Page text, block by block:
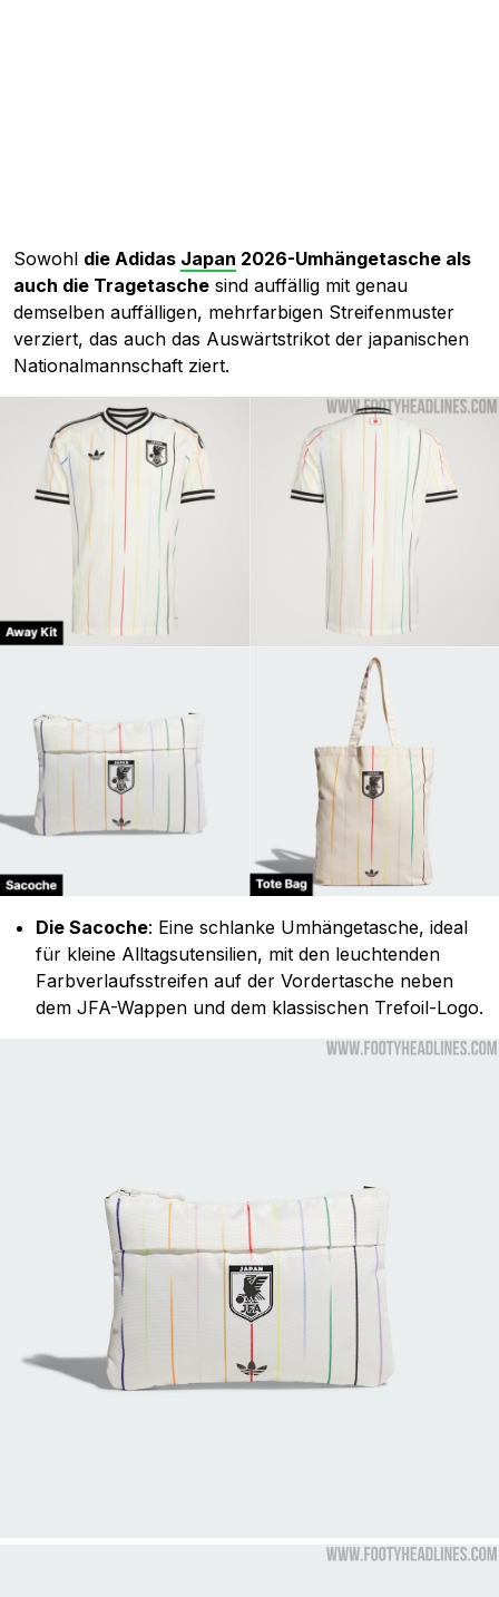
Sowohl die Adidas Japan 2026-Umhängetasche als
auch die Tragetasche sind auffällig mit genau
demselben auffälligen, mehrfarbigen Streifenmuster
verziert, das auch das Auswärtstrikot der japanischen
Nationalmannschaft ziert.
Die Sacoche: Eine schlanke Umhängetasche, ideal
für kleine Alltagsutensilien, mit den leuchtenden
Farbverlaufsstreifen auf der Vordertasche neben
dem JFA-Wappen und dem klassischen Trefoil-Logo.